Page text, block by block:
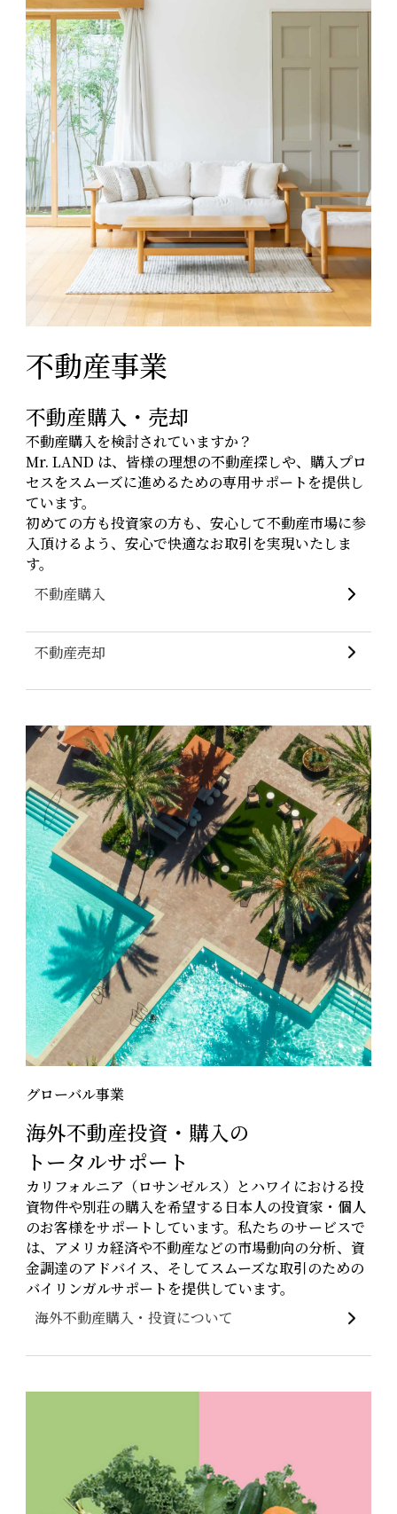
不動産事業
不動産購入・売却
不動産購入を検討されていますか？
Mr. LAND は、皆様の理想の不動産探しや、購入プロ
セスをスムーズに進めるための専用サポートを提供し
ています。
初めての方も投資家の方も、安心して不動産市場に参
入頂けるよう、安心で快適なお取引を実現いたしま
す。
不動産購入
不動産売却
グローバル事業
海外不動産投資・購入の
トータルサポート
カリフォルニア（ロサンゼルス）とハワイにおける投
資物件や別荘の購入を希望する日本人の投資家・個人
のお客様をサポートしています。私たちのサービスで
は、アメリカ経済や不動産などの市場動向の分析、資
金調達のアドバイス、そしてスムーズな取引のための
バイリンガルサポートを提供しています。
海外不動産購入・投資について